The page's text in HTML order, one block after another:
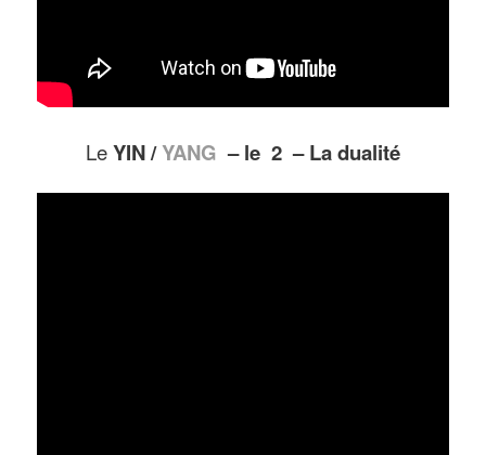
LeYIN /YANG – le 2 – La dualité